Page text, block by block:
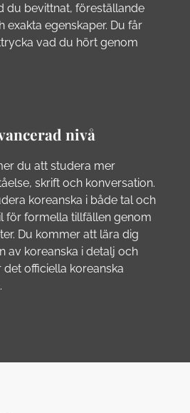
du bevittnat, föreställande
exakta egenskaper. Du får
vad du hört genom
nivå
du att studera mer
skrift och konversation.
koreanska i både tal och
för formella tillfällen genom
Du kommer att lära dig
av koreanska i detalj och
officiella koreanska